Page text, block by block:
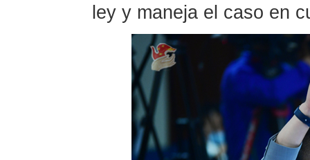
ley y maneja el caso en